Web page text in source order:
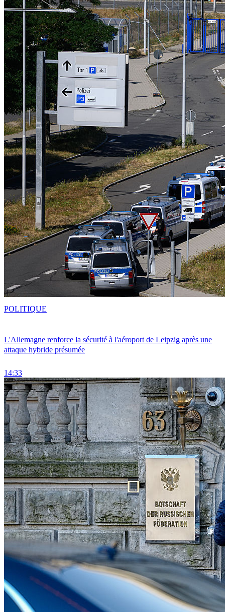
L'Allemagne renforce la sécurité à l'aéroport de Leipzig après une
attaque hybride présumée
14:33
POLITIQUE